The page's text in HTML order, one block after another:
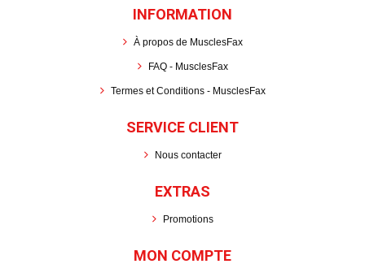
INFORMATION
À propos de MusclesFax
FAQ - MusclesFax
Termes et Conditions - MusclesFax
SERVICE CLIENT
Nous contacter
EXTRAS
Promotions
MON COMPTE